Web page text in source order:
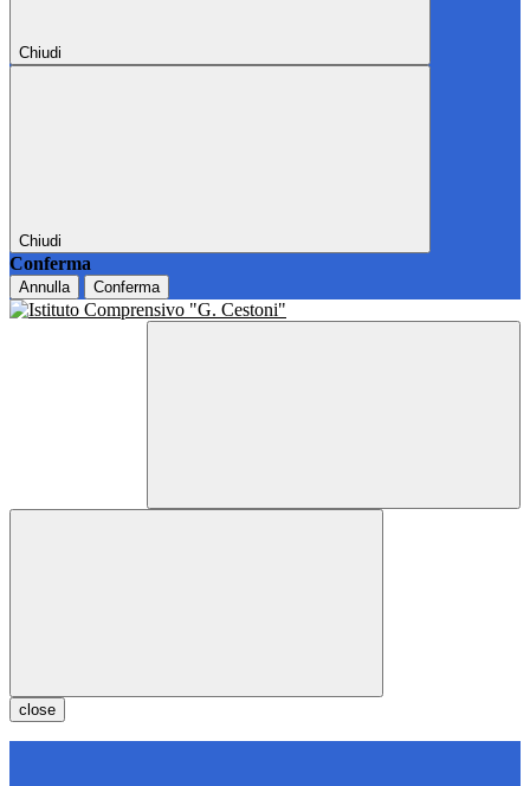
Chiudi
Chiudi
Conferma
Annulla Conferma
close